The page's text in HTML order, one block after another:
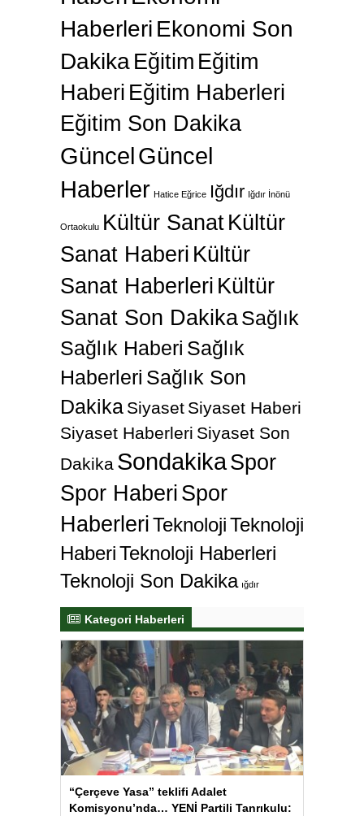
Haberleri Ekonomi Son
Dakika Eğitim Eğitim
Haberi Eğitim Haberleri
Eğitim Son Dakika
GüncelGüncel
Haberler Hatice Eğrice Iğdır Iğdır İnönü
Ortaokulu Kültür SanatKültür
Sanat Haberi Kültür
Sanat Haberleri Kültür
Sanat Son DakikaSağlık
Sağlık Haberi Sağlık
Haberleri Sağlık Son
Dakika Siyaset Siyaset Haberi
Siyaset Haberleri Siyaset Son
Dakika SondakikaSpor
Spor Haberi Spor
HaberleriTeknolojiTeknoloji
HaberiTeknoloji Haberleri
Teknoloji Son Dakika ığdır
Kategori Haberleri
“Çerçeve Yasa” teklifi Adalet
Komisyonu’nda… YENİ Partili Tanrıkulu: